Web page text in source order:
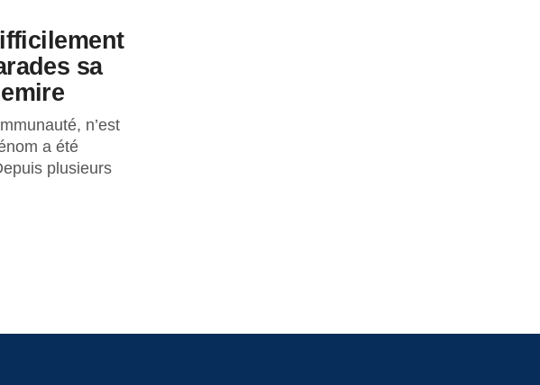
sa
n’est
a été
plusieurs